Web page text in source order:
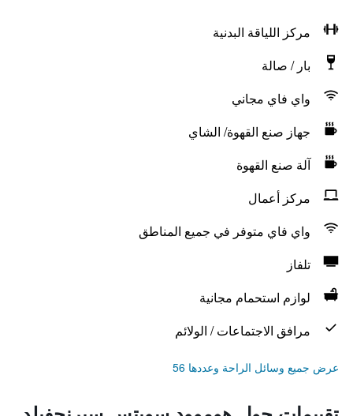
مركز اللياقة البدنية
بار / صالة
واي فاي مجاني
جهاز صنع القهوة/ الشاي
آلة صنع القهوة
مركز أعمال
واي فاي متوفر في جميع المناطق
تلفاز
لوازم استحمام مجانية
مرافق الاجتماعات / الولائم
عرض جميع وسائل الراحة وعددها 56